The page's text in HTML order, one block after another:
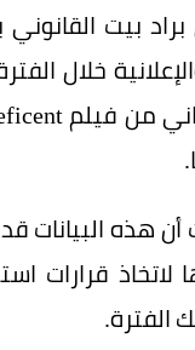
بيت القانوني
أن هذه
لاتخاذ قرارات
الفترة.